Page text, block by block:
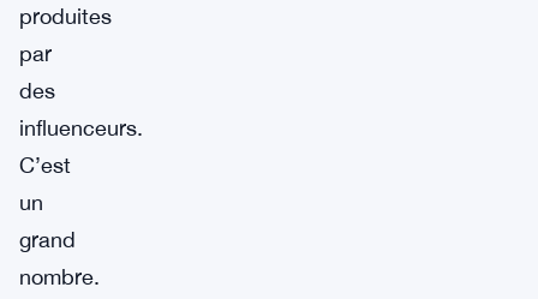
produites
par
des
influenceurs.
C’est
un
grand
nombre.